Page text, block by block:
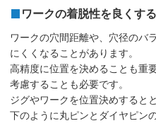
ワークの着脱性を良くす
ワークの穴間距離や、穴径のバ
にくくなることがあります。
高精度に位置を決めることも重
考慮することも必要です。
ジグやワークを位置決めすると
下のように丸ピンとダイヤピン